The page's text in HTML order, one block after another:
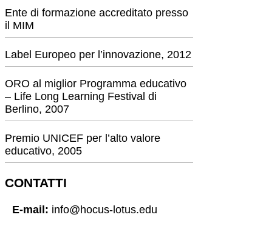
Ente di formazione accreditato presso
il MIM
Label Europeo per l’innovazione, 2012
ORO al miglior Programma educativo
– Life Long Learning Festival di
Berlino, 2007
Premio UNICEF per l’alto valore
educativo, 2005
CONTATTI
E-mail: info@hocus-lotus.edu